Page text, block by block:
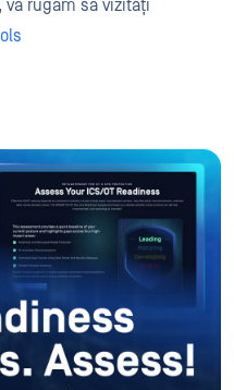
rugăm să vizitați